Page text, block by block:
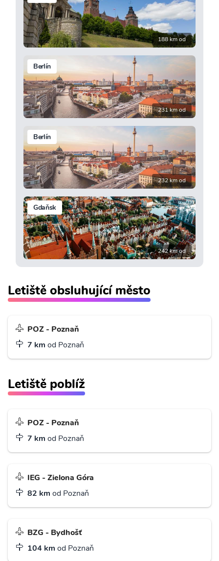
188 km od
Berlín
231 km od
Berlín
232 km od
Gdaňsk
242 km od
Letiště obsluhující město
POZ - Poznaň
7 km od Poznaň
Letiště poblíž
POZ - Poznaň
7 km od Poznaň
IEG - Zielona Góra
82 km od Poznaň
BZG - Bydhošť
104 km od Poznaň